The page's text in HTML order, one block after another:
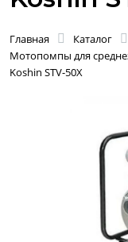
Главная Каталог
Мотопомпы для
Koshin STV-50X